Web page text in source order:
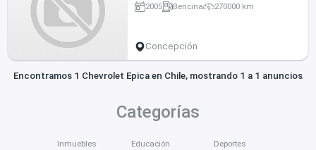
2005 Bencina 270000 km
Concepción
Encontramos 1 Chevrolet Epica en Chile, mostrando 1 a 1 anuncios
Categorías
Inmuebles Educación Deportes